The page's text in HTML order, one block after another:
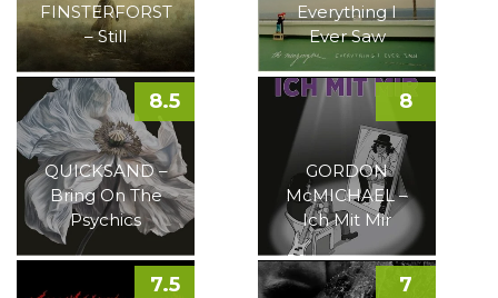
FINSTERFORST
– Still
Everything I
Ever Saw
QUICKSAND –
Bring On The
Psychics
8.5
GORDON
McMICHAEL –
Ich Mit Mir
8
7.5 7